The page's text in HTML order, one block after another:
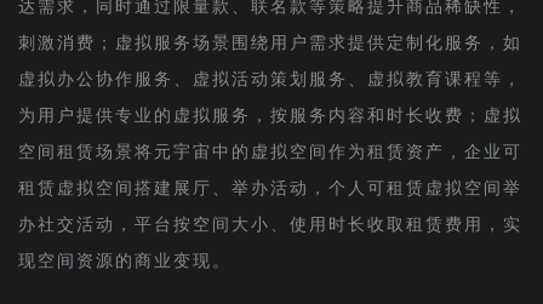
达需求，同时通过限量款、联名款等策略提升商品稀缺性，
刺激消费；虚拟服务场景围绕用户需求提供定制化服务，如
虚拟办公协作服务、虚拟活动策划服务、虚拟教育课程等，
为用户提供专业的虚拟服务，按服务内容和时长收费；虚拟
空间租赁场景将元宇宙中的虚拟空间作为租赁资产，企业可
租赁虚拟空间搭建展厅、举办活动，个人可租赁虚拟空间举
办社交活动，平台按空间大小、使用时长收取租赁费用，实
现空间资源的商业变现。